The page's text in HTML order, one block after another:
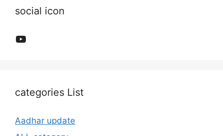
social icon
YouTube
categories List
Aadhar update